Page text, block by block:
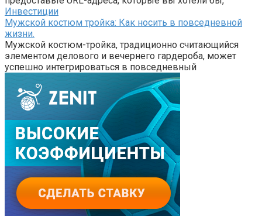
Инвестиции
Мужской костюм тройка: Как носить в повседневной
жизни.
Мужской костюм-тройка, традиционно считающийся
элементом делового и вечернего гардероба, может
успешно интегрироваться в повседневный